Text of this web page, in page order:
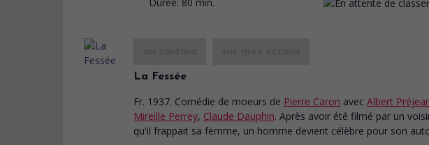
La Fessée
Fr. 1937. Comédie de moeurs de Pierre Caron avec Albert
Mireille Perrey, Claude Dauphin. Après avoir été filmé par un
qu'il frappait sa femme, un homme devient célèbre pour son